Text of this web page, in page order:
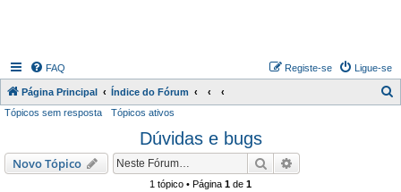
FAQ Ligue-se
Registe-se
Página Principal Índice do Fórum
Tópicos sem resposta Tópicos ativos
Dúvidas e bugs
Novo Tópico Pesquisar
1 tópico • Página 1 de 1